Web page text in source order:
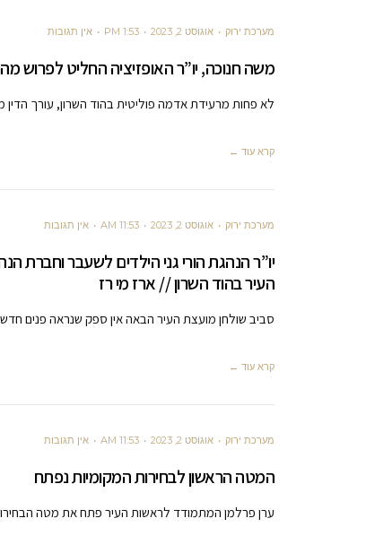
מערכת ירוק אוגוסט 2, 2023 1:53 PM אין תגובות
משה חנוכה, יו”ר האופזיציה החליט לפרוש
לא פחות מרעידת אדמה פוליטית בהוד השרון, עורך הדין משה חנוכה בן 33 אבל עם
קרא עוד ←
מערכת ירוק אוגוסט 2, 2023 11:53 AM אין תגובות
יו”ר הנהגת הורי גני הילדים לשעבר וחברת
העיר בהוד השרון // ארז מי רז
סביב שולחן מועצת העיר הבאה אין ספק שנראה פנים
קרא עוד ←
מערכת ירוק אוגוסט 2, 2023 11:53 AM אין תגובות
המטה הראשון לבחירות המקומיות נפתח
ערן פרלמן המתמודד לראשות העיר פתח את מטה